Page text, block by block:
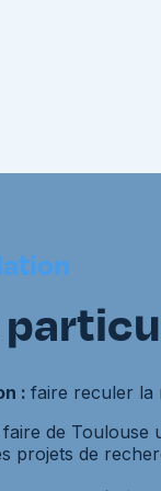
: faire reculer la
faire de Toulouse
projets de